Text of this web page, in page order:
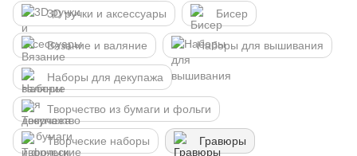
3D ручки и аксессуары Бисер
Вязание и валяние Наборы для вышивания
Наборы для декупажа
Творчество из бумаги и фольги
Творческие наборы Гравюры